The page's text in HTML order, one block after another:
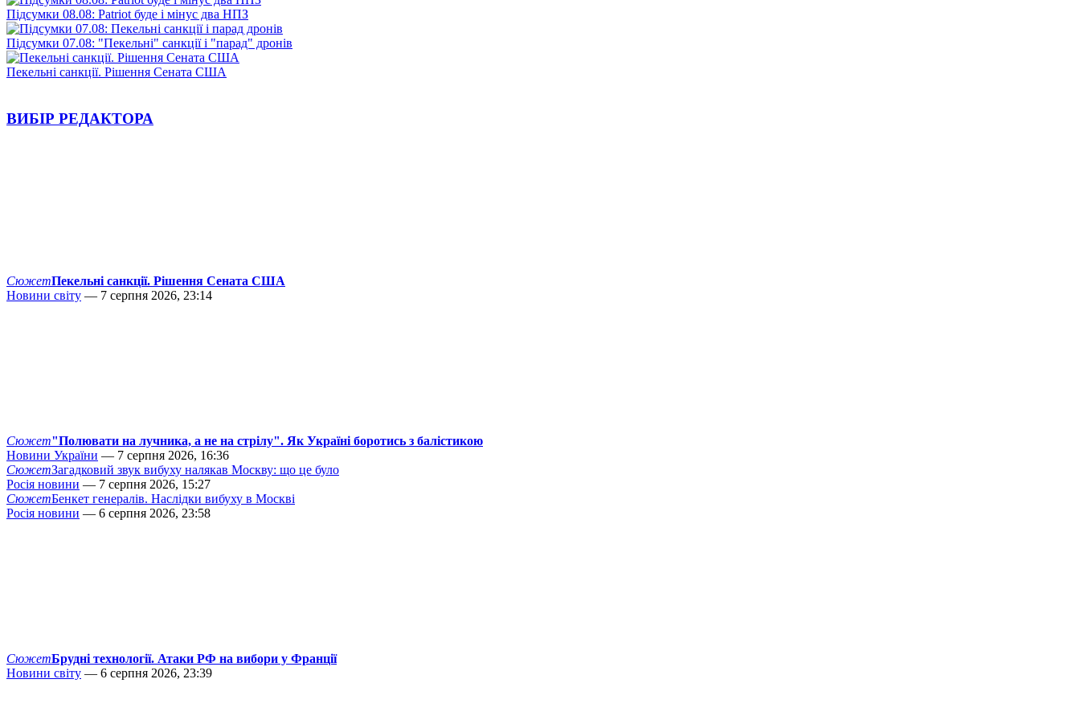
Підсумки 08.08: Patriot буде і мінус два НПЗ
Підсумки 07.08: "Пекельні" санкції і "парад" дронів
Пекельні санкції. Рішення Сената США
ВИБІР РЕДАКТОРА
СюжетПекельні санкції. Рішення Сената США
Новини світу — 7 серпня 2026, 23:14
Сюжет"Полювати на лучника, а не на стрілу". Як Україні боротись з балістикою
Новини України — 7 серпня 2026, 16:36
СюжетЗагадковий звук вибуху налякав Москву: що це було
Росія новини — 7 серпня 2026, 15:27
СюжетБенкет генералів. Наслідки вибуху в Москві
Росія новини — 6 серпня 2026, 23:58
СюжетБрудні технології. Атаки РФ на вибори у Франції
Новини світу — 6 серпня 2026, 23:39